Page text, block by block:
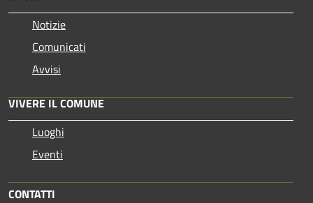
Notizie
Comunicati
Avvisi
VIVERE IL COMUNE
Luoghi
Eventi
CONTATTI